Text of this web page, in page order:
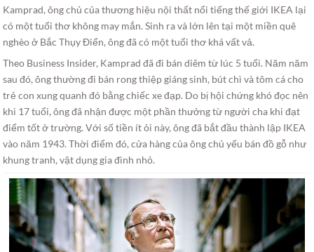
Kamprad, ông chủ của thương hiệu nội thất nổi tiếng thế giới IKEA lại
có một tuổi thơ không may mắn. Sinh ra và lớn lên tại một miền quê
nghèo ở Bắc Thụy Điển, ông đã có một tuổi thơ khá vất vả.
Theo Business Insider, Kamprad đã đi bán diêm từ lúc 5 tuổi. Năm năm
sau đó, ông thường đi bán rong thiệp giáng sinh, bút chì và tôm cá cho
trẻ con xung quanh đó bằng chiếc xe đạp. Do bị hội chứng khó đọc nên
khi 17 tuổi, ông đã nhận được một phần thưởng từ người cha khi đạt
điểm tốt ở trường. Với số tiền ít ỏi này, ông đã bắt đầu thành lập IKEA
vào năm 1943. Thời điểm đó, cửa hàng của ông chủ yếu bán đồ gỗ như
khung tranh, vật dụng gia đình nhỏ.